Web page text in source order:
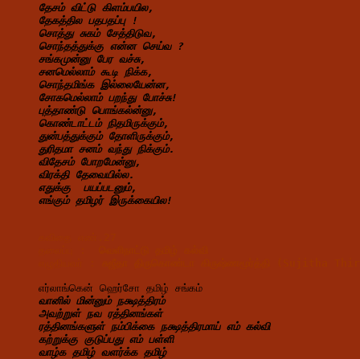
தேசம் விட்டு கிளம்பயில,
தேகத்தில பதபதப்பு !
சொத்து சுகம் சேத்திடுவ,
சொந்தத்துக்கு என்ன செய்வ ?
சங்கமுன்னு பேர வச்சு,
சனமெல்லாம் கூடி நிக்க,
சொந்தமிங்க இல்லையேன்ன,
சோகமெல்லாம் பறந்து போச்சு!
புத்தாண்டு பொங்கல்ன்னு,
கொண்டாட்டம் நிதமிருக்கும்,
துன்பத்துக்கும் தோளிருக்கும்,
துரிதமா சனம் வந்து நிக்கும்.
விதேசம் போறமேன்னு,
விரக்தி தேவையில்ல.
எதுக்கு  பயப்படனும்,
எங்கும் தமிழர் இருக்கையில!
எர்லாங்கென் ஹெர்சோ தமிழ் சங்கம்
வானில் மின்னும் நக்ஷத்திரம்
அவற்றுள் நவ ரத்தினங்கள்
ரத்தினங்களுள் நம்பிக்கை நக்ஷத்திரமாய் எம் கல்வி
கற்றுக்கு குடுப்பது எம் பள்ளி
வாழ்க தமிழ் வளர்க்க தமிழ்